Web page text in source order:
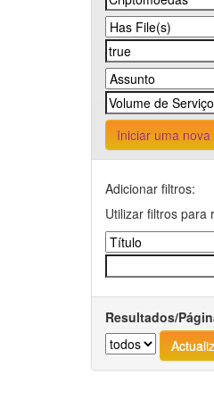
Iniciar uma
Adicionar filtros:
Utilizar filtros para
Resultados/